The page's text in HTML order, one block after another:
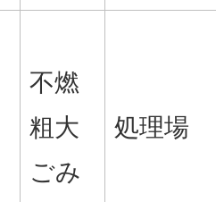
不燃
粗大
ごみ
処理場